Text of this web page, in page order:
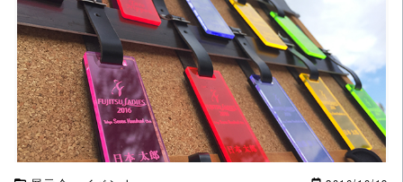
この記事を読む